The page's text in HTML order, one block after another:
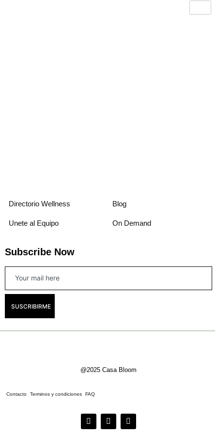
Directorio Wellness
Unete al Equipo
Blog
On Demand
Subscribe Now
SUSCRIBIRME
@2025 Casa Bloom
Contacto Terminos y condiciones FAQ
F
a
I
n
T
i